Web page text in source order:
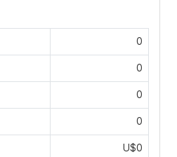
0
0
0
0
U$0